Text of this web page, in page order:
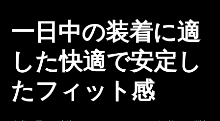
一日中の装着に適
した快適で安定し
たフィット感